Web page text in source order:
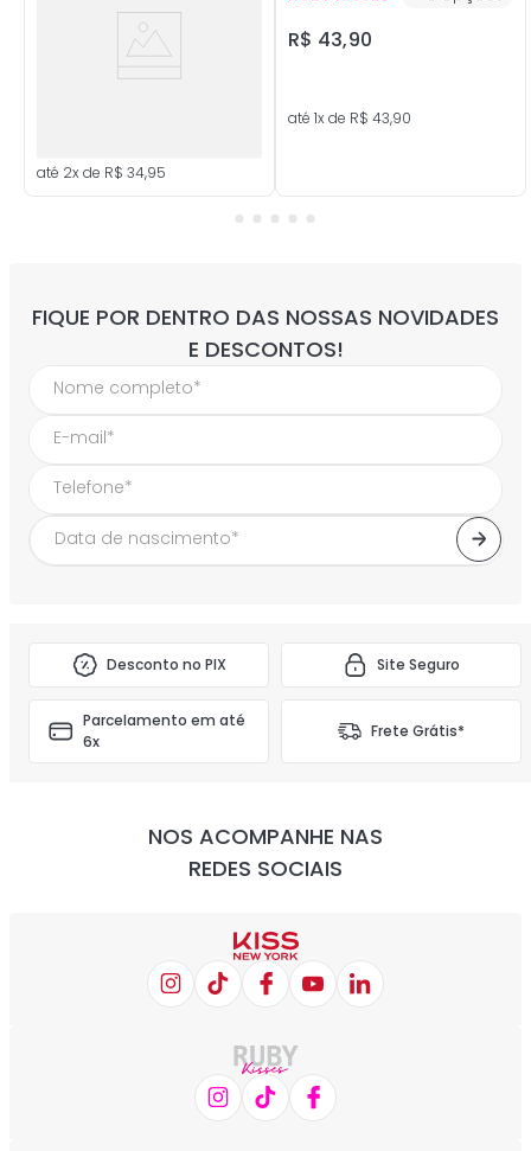
até 2x de R$ 34,95
R$ 43,90
até 1x de R$ 43,90
FIQUE POR DENTRO DAS NOSSAS NOVIDADES
E DESCONTOS!
Desconto no PIX Site Seguro
Parcelamento em até
6x
Frete Grátis*
NOS ACOMPANHE NAS
REDES SOCIAIS